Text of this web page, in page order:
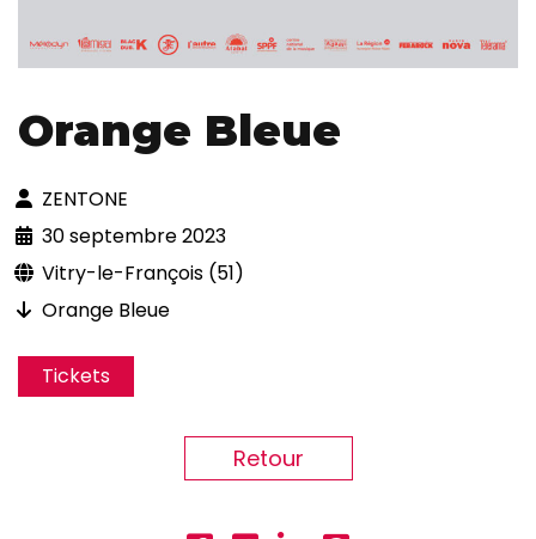
Orange Bleue
ZENTONE
30 septembre 2023
Vitry-le-François (51)
Orange Bleue
Tickets
Retour